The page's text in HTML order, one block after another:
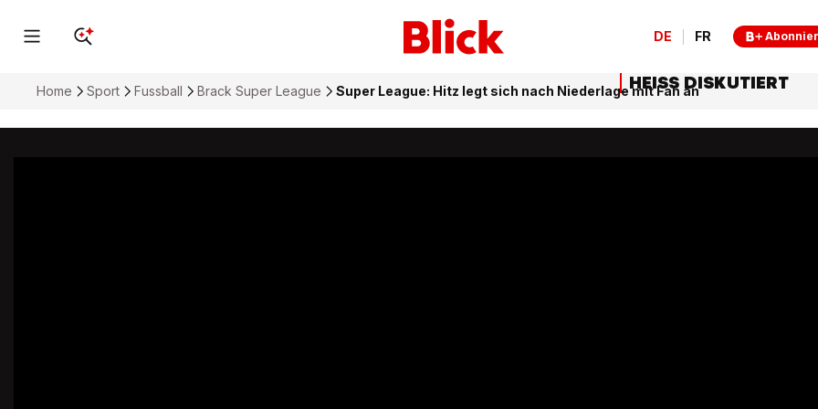
DE FR
Home Sport Fussball Brack Super League Super League: Hitz legt sich nach Niederlage mit Fan anHEISS DISKUTIERT